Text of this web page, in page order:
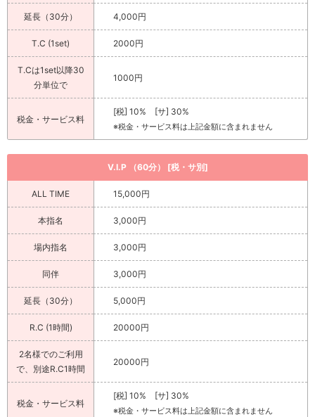
延長（30分） 4,000円
T.C (1set) 2000円
T.Cは1set以降30
分単位で
1000円
税金・サービス料
[税] 10% [サ] 30%
※税金・サービス料は上記金額に含まれません
V.I.P （60分） [税・サ別]
ALL TIME 15,000円
本指名 3,000円
場内指名 3,000円
同伴 3,000円
延長（30分） 5,000円
R.C (1時間) 20000円
2名様でのご利用
で、別途R.C1時間
20000円
税金・サービス料
[税] 10% [サ] 30%
※税金・サービス料は上記金額に含まれません